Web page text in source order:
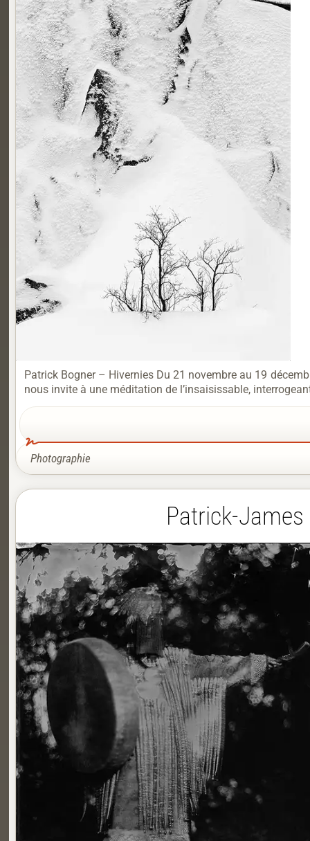
Patrick Bogner – Hivernies Du 21 novembre au 19
nous invite à une méditation de l’insaisissable,
Photographie
Patrick-James